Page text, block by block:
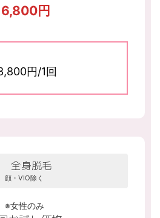
6,800円
円/1回
全身脱毛
顔・VIO除く
※女性のみ